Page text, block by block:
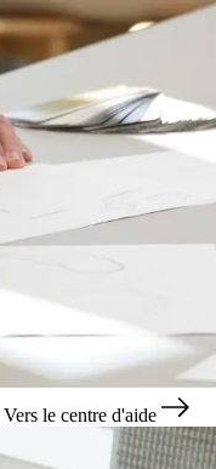
Vers le centre d'aide